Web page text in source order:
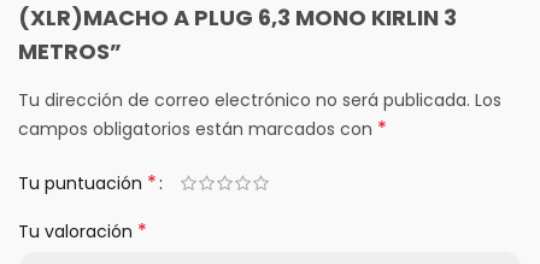
(XLR)MACHO A PLUG 6,3 MONO KIRLIN 3
METROS”
Tu dirección de correo electrónico no será publicada. Los
campos obligatorios están marcados con *
Tu puntuación *
Tu valoración *